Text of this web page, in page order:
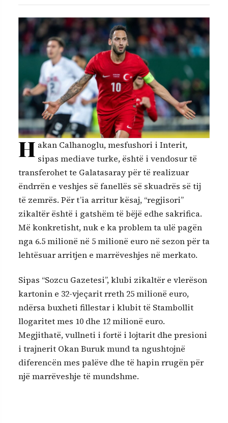
H akan Calhanoglu, mesfushori i Interit,
sipas mediave turke, është i vendosur të
transferohet te Galatasaray për të realizuar
ëndrrën e veshjes së fanellës së skuadrës së tij
të zemrës. Për t’ia arritur kësaj, “regjisori”
zikaltër është i gatshëm të bëjë edhe sakrifica.
Më konkretisht, nuk e ka problem ta ulë pagën
nga 6.5 milionë në 5 milionë euro në sezon për ta
lehtësuar arritjen e marrëveshjes në merkato.
Sipas “Sozcu Gazetesi”, klubi zikaltër e vlerëson
kartonin e 32-vjeçarit rreth 25 milionë euro,
ndërsa buxheti fillestar i klubit të Stambollit
llogaritet mes 10 dhe 12 milionë euro.
Megjithatë, vullneti i fortë i lojtarit dhe presioni
i trajnerit Okan Buruk mund ta ngushtojnë
diferencën mes palëve dhe të hapin rrugën për
një marrëveshje të mundshme.